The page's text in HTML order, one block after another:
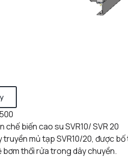
chế biến cao su SVR10/ SVR 20
mủ tạp SVR10/20, được
thổi rửa trong dây chuyền.